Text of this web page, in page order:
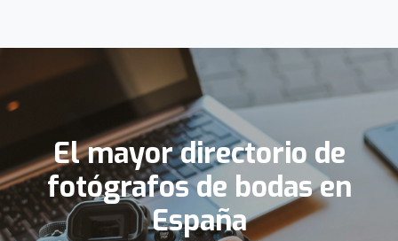
El mayor directorio de
fotógrafos de bodas en
España